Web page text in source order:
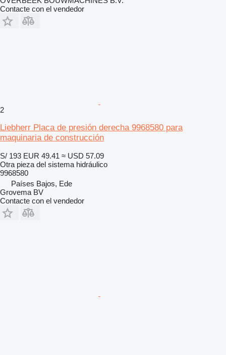
Contacte con el vendedor
2
Liebherr Placa de presión derecha 9968580 para
maquinaria de construcción
S/ 193 EUR 49.41 ≈ USD 57.09
Otra pieza del sistema hidráulico
9968580
Países Bajos, Ede
Grovema BV
Contacte con el vendedor